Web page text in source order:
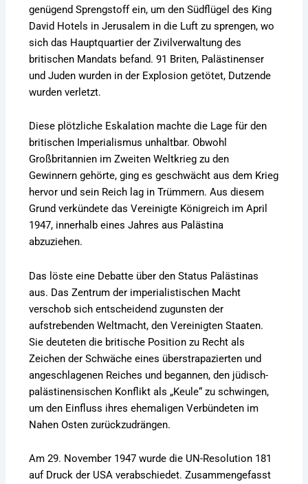
genügend Sprengstoff ein, um den Südflügel des King
David Hotels in Jerusalem in die Luft zu sprengen, wo
sich das Hauptquartier der Zivilverwaltung des
britischen Mandats befand. 91 Briten, Palästinenser
und Juden wurden in der Explosion getötet, Dutzende
wurden verletzt.
Diese plötzliche Eskalation machte die Lage für den
britischen Imperialismus unhaltbar. Obwohl
Großbritannien im Zweiten Weltkrieg zu den
Gewinnern gehörte, ging es geschwächt aus dem Krieg
hervor und sein Reich lag in Trümmern. Aus diesem
Grund verkündete das Vereinigte Königreich im April
1947, innerhalb eines Jahres aus Palästina
abzuziehen.
Das löste eine Debatte über den Status Palästinas
aus. Das Zentrum der imperialistischen Macht
verschob sich entscheidend zugunsten der
aufstrebenden Weltmacht, den Vereinigten Staaten.
Sie deuteten die britische Position zu Recht als
Zeichen der Schwäche eines überstrapazierten und
angeschlagenen Reiches und begannen, den jüdisch-
palästinensischen Konflikt als „Keule“ zu schwingen,
um den Einfluss ihres ehemaligen Verbündeten im
Nahen Osten zurückzudrängen.
Am 29. November 1947 wurde die UN-Resolution 181
auf Druck der USA verabschiedet. Zusammengefasst